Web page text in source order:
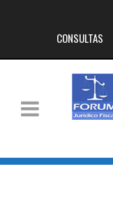
CONSULTAS